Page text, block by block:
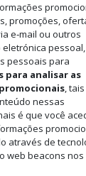
promoções,
e‑mail ou outros
eletrónica pessoal,
pessoais para
para analisar as
, tais
nessas
é que você
através de
web beacons nos